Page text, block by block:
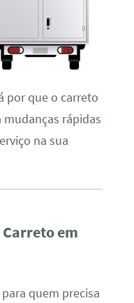
por que o carreto
rápidas
na sua
em
quem precisa